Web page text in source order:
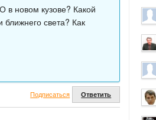
новом кузове? Какой
света? Как
Подписаться Ответить